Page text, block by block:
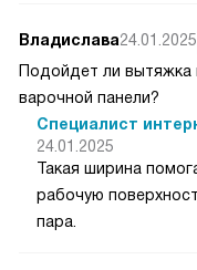
Владислава24.01.2025
Подойдет ли
варочной панели?
Специалист
24.01.2025
Такая ширина
рабочую
пара.